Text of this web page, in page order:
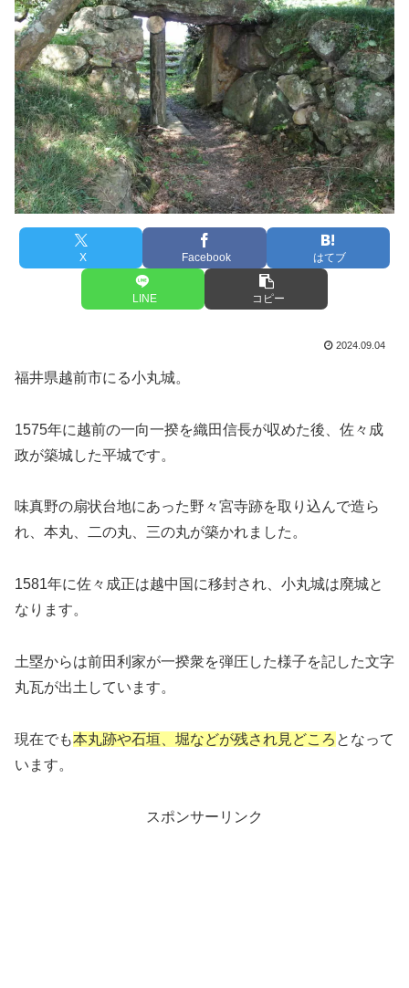
X Facebook はてブ
LINE コピー
2024.09.04
福井県越前市にる小丸城。
1575年に越前の一向一揆を織田信長が収めた後、佐々成
政が築城した平城です。
味真野の扇状台地にあった野々宮寺跡を取り込んで造ら
れ、本丸、二の丸、三の丸が築かれました。
1581年に佐々成正は越中国に移封され、小丸城は廃城と
なります。
土塁からは前田利家が一揆衆を弾圧した様子を記した文字
丸瓦が出土しています。
現在でも本丸跡や石垣、堀などが残され見どころ となって
います。
スポンサーリンク